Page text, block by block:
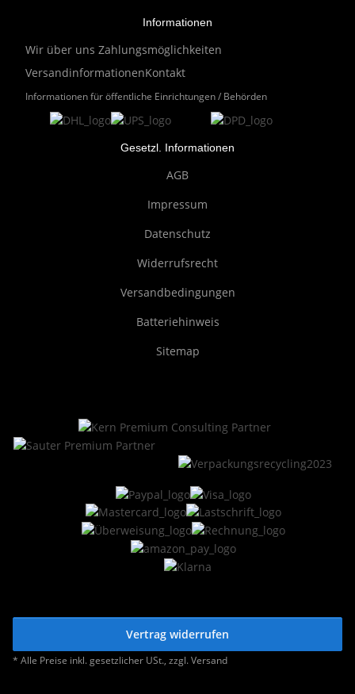
Informationen
Wir über uns Zahlungsmöglichkeiten
VersandinformationenKontakt
Informationen für öffentliche Einrichtungen / Behörden
Gesetzl. Informationen
AGB
Impressum
Datenschutz
Widerrufsrecht
Versandbedingungen
Batteriehinweis
Sitemap
Vertrag widerrufen
* Alle Preise inkl. gesetzlicher USt., zzgl.Versand